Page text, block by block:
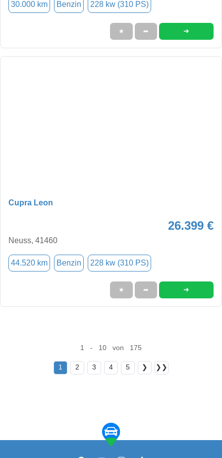
30.000 km Benzin 228 kw (310 PS)
★ ➦ ➜
Cupra Leon
26.399 €
Neuss, 41460
44.520 km Benzin 228 kw (310 PS)
★ ➦ ➜
1 - 10 von 175
1 2 3 4 5 ❯ ❯❯